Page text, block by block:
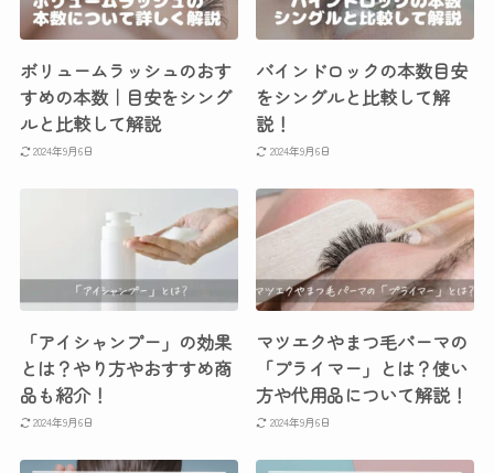
ボリュームラッシュのおす
すめの本数｜目安をシング
ルと比較して解説
2024年9月6日
バインドロックの本数目安
をシングルと比較して解
説！
2024年9月6日
「アイシャンプー」の効果
とは？やり方やおすすめ商
品も紹介！
2024年9月6日
マツエクやまつ毛パーマの
「プライマー」とは？使い
方や代用品について解説！
2024年9月6日